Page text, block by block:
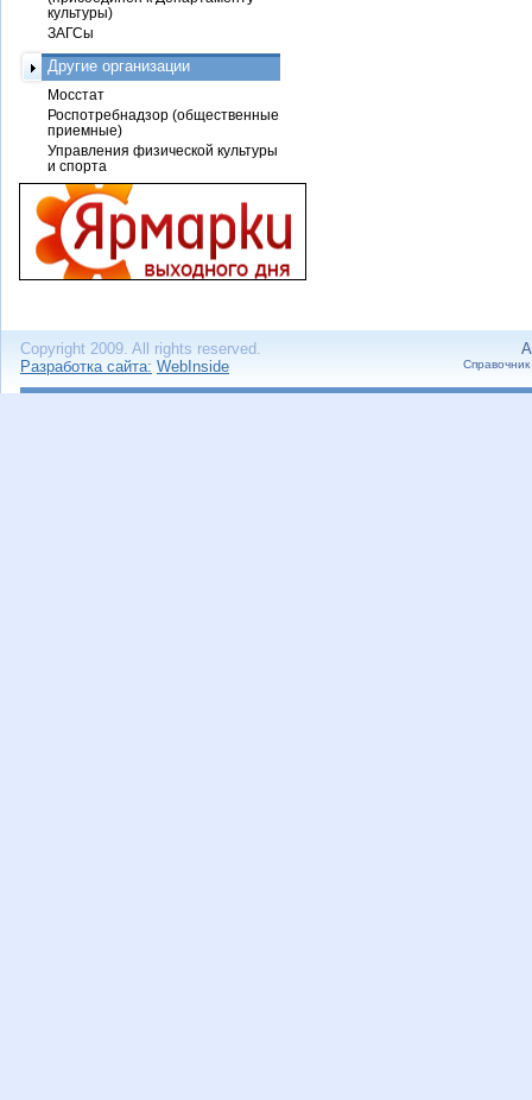
культуры)
ЗАГСы
Другие организации
Мосстат
Роспотребнадзор (общественные
приемные)
Управления физической культуры
и спорта
Copyright 2009. All rights reserved.
Разработка сайта: WebInside